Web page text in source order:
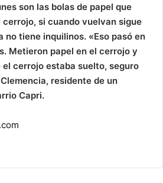
son las bolas de papel que
si cuando vuelvan sigue
no tiene inquilinos. «Eso pasó en
Metieron papel en el cerrojo y
cerrojo estaba suelto, seguro
residente de un
Capri.